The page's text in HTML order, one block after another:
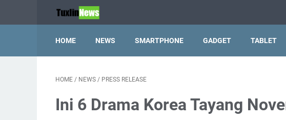
HOME NEWS SMARTPHONE GADGET TABLET
HOME / NEWS / PRESS RELEASE
Ini 6 Drama Korea Tayang